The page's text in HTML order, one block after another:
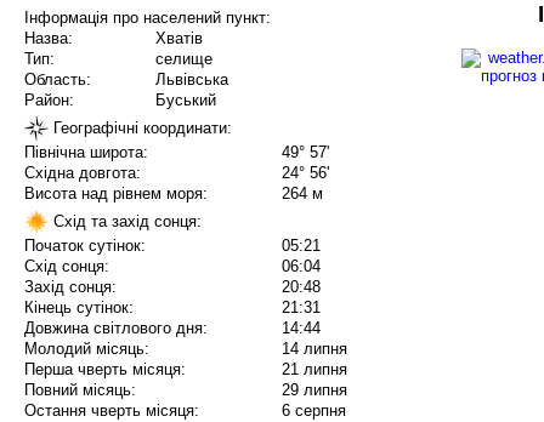
Інформація про населений пункт:
Назва:
Хватів
Тип:
селище
Область:
Львівська
Район:
Буський
Географічні координати:
Північна широта:
49° 57'
Східна довгота:
24° 56'
Висота над рівнем моря:
264 м
Схід та захід сонця:
Початок сутінок:
05:21
Схід сонця:
06:04
Захід сонця:
20:48
Кінець сутінок:
21:31
Довжина світлового дня:
14:44
Молодий місяць:
14 липня
Перша чверть місяця:
21 липня
Повний місяць:
29 липня
Остання чверть місяця:
6 серпня